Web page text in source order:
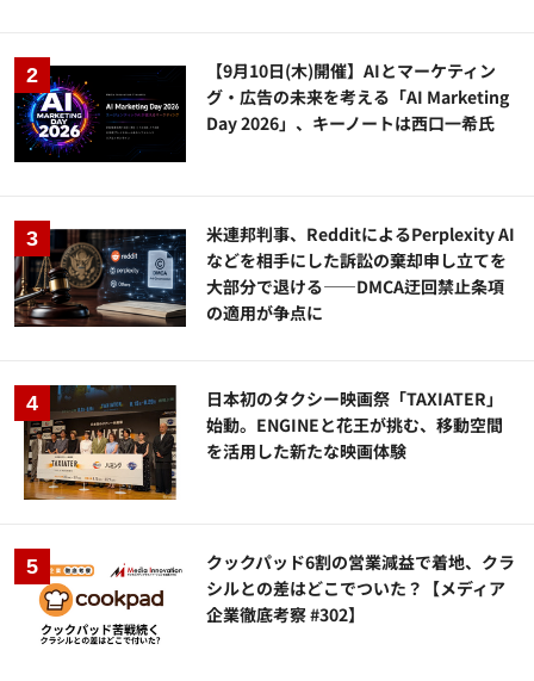
【9月10日(木)開催】AIとマーケティン
グ・広告の未来を考える「AI Marketing
Day 2026」、キーノートは西口一希氏
米連邦判事、RedditによるPerplexity AI
などを相手にした訴訟の棄却申し立てを
大部分で退ける——DMCA迂回禁止条項
の適用が争点に
日本初のタクシー映画祭「TAXIATER」
始動。ENGINEと花王が挑む、移動空間
を活用した新たな映画体験
クックパッド6割の営業減益で着地、クラ
シルとの差はどこでついた？【メディア
企業徹底考察 #302】